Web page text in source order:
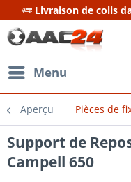
Livraison de colis
Menu
Aperçu Pièces de
Support de
Campell 650